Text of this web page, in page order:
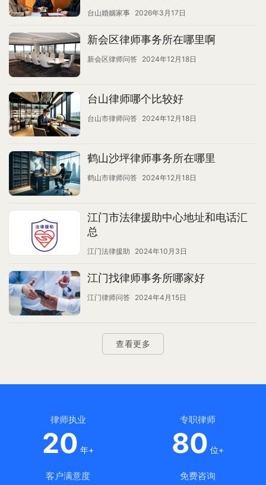
资产。 请问价格如何？ 需要多久？
台山婚姻家事 2026年3月17日
新会区律师事务所在哪里啊
新会区律师问答 2024年12月18日
台山律师哪个比较好
台山市律师问答 2024年12月18日
鹤山沙坪律师事务所在哪里
鹤山市律师问答 2024年12月18日
江门市法律援助中心地址和电话汇
总
江门法律援助 2024年10月3日
江门找律师事务所哪家好
江门律师问答 2024年4月15日
查看更多
律师执业
20 年+
专职律师
80 位+
客户满意度 免费咨询